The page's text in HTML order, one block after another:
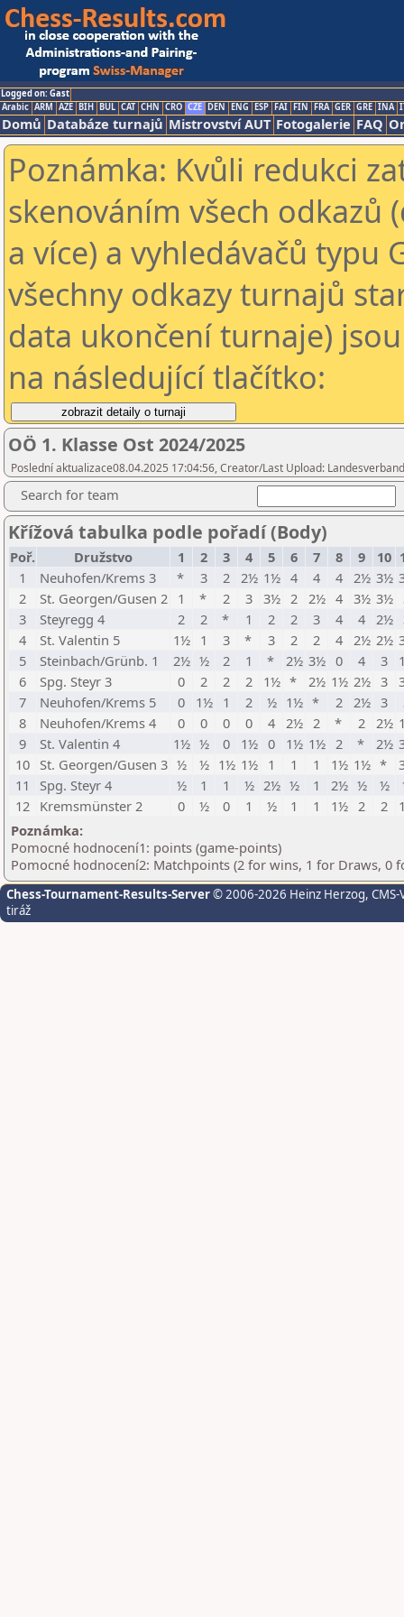
Logged on: Gast
Arabic ARM AZE BIH BUL CAT CHN CRO CZE DEN ENG ESP FAI FIN FRA GER GRE INA
Domů Databáze turnajů Mistrovství AUT Fotogalerie FAQ
Poznámka: Kvůli redukci
skenováním všech odkazů
a více) a vyhledávačů typu
všechny odkazy turnajů
data ukončení turnaje)
na následující tlačítko:
OÖ 1. Klasse Ost 2024/2025
Poslední aktualizace08.04.2025 17:04:56, Creator/Last Upload:
Search for team
Křížová tabulka podle pořadí (Body)
Poř. Družstvo 1 2 3 4 5 6 7 8 9 10
1
Neuhofen/Krems 3 * 3 2 2½ 1½ 4 4 4 2½ 3½
2
St. Georgen/Gusen 2 1 * 2 3 3½ 2 2½ 4 3½ 3½
3
Steyregg 4 2 2 * 1 2 2 3 4 4 2½
4
St. Valentin 5 1½ 1 3 * 3 2 2 4 2½ 2½
5
Steinbach/Grünb. 1 2½ ½ 2 1 * 2½ 3½ 0 4 3
6
Spg. Steyr 3 0 2 2 2 1½ * 2½ 1½ 2½ 3
7
Neuhofen/Krems 5 0 1½ 1 2 ½ 1½ * 2 2½ 3
8
Neuhofen/Krems 4 0 0 0 0 4 2½ 2 * 2 2½
9
St. Valentin 4 1½ ½ 0 1½ 0 1½ 1½ 2 * 2½
10 St. Georgen/Gusen 3 ½ ½ 1½ 1½ 1 1 1 1½ 1½ *
11
Spg. Steyr 4 ½ 1 1 ½ 2½ ½ 1 2½ ½ ½
12 Kremsmünster 2 0 ½ 0 1 ½ 1 1 1½ 2 2
Poznámka:
Pomocné hodnocení1: points (game-points)
Pomocné hodnocení2: Matchpoints (2 for wins, 1 for Draws, 0
Chess-Tournament-Results-Server© 2006-2026 Heinz Herzog,
tiráž